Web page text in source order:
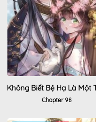
Chapter 98